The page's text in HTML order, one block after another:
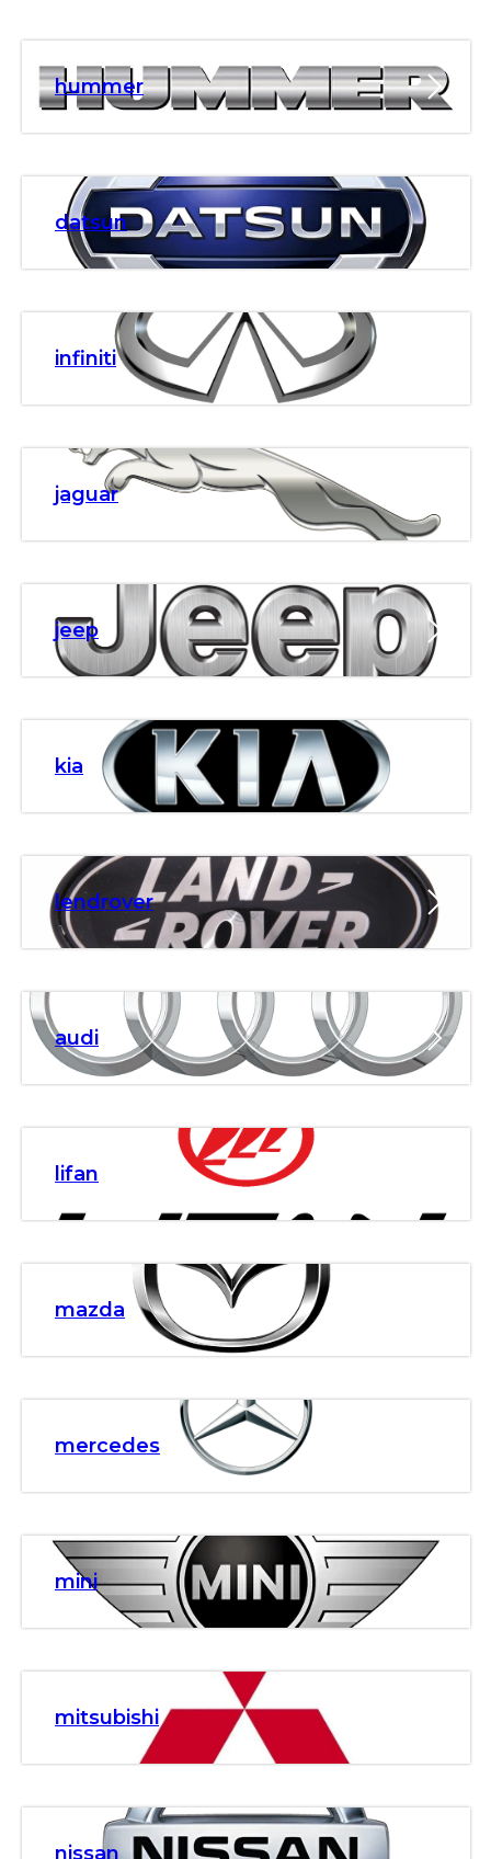
hummer
datsun
infiniti
jaguar
jeep
kia
lendrover
audi
lifan
mazda
mercedes
mini
mitsubishi
nissan